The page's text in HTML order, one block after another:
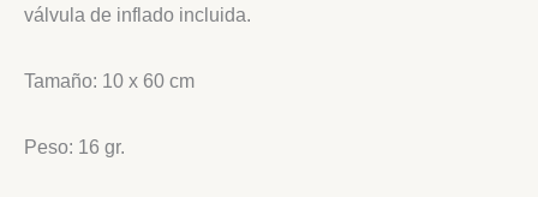
válvula de inflado incluida.
Tamaño: 10 x 60 cm
Peso: 16 gr.